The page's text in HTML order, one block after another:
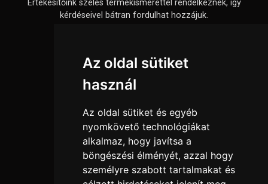
Az oldal sütiket
használ
Az oldal sütiket és egyéb
nyomkövető technológiákat
alkalmaz, hogy javítsa a
böngészési élményét, azzal hogy
személyre szabott tartalmakat és
Értékesítőink széles termékismerettel rendelkeznek, így
kérdéseivel bátran fordulhat hozzájuk.
Információk
Általános szerződési feltételek
Elállási nyilatkozat
Impresszum
Süti beállítások
Menü